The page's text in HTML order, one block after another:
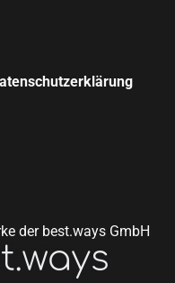
der best.ways GmbH